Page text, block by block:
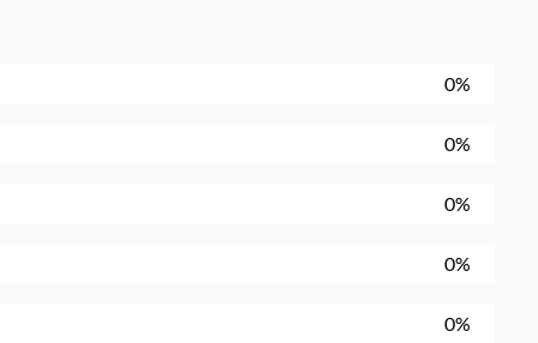
0%
0%
0%
0%
0%